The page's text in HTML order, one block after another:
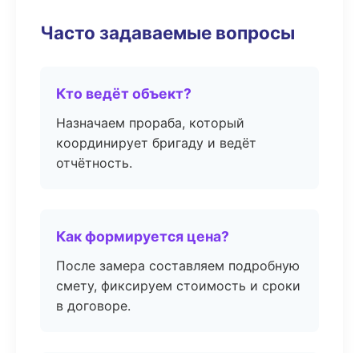
Часто задаваемые вопросы
Кто ведёт объект?
Назначаем прораба, который
координирует бригаду и ведёт
отчётность.
Как формируется цена?
После замера составляем подробную
смету, фиксируем стоимость и сроки
в договоре.